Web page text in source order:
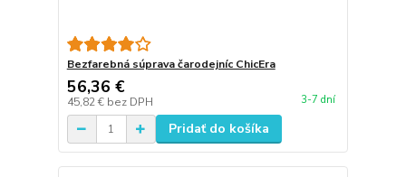
Bezfarebná súprava čarodejníc ChicEra
56,36 €
45,82 € bez DPH 3-7 dní
Pridať do košíka